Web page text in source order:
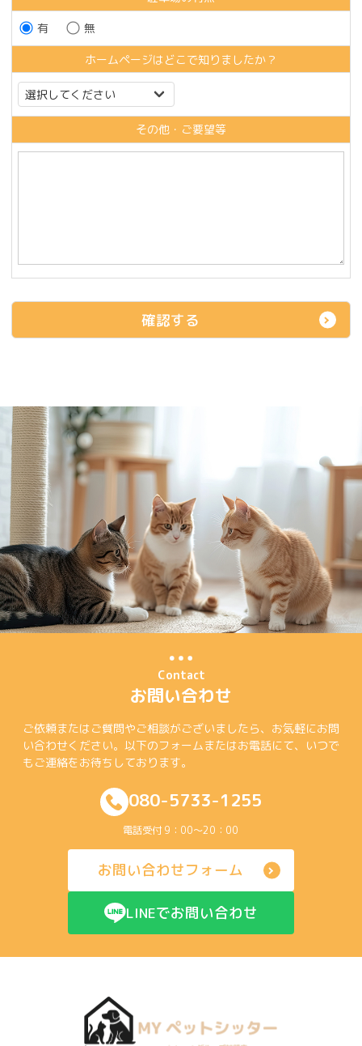
有 無
ホームページはどこで知りましたか？
その他・ご要望等
確認する
Contact
お問い合わせ
ご依頼またはご質問やご相談がございましたら、お気軽にお問
い合わせください。以下のフォームまたはお電話にて、いつで
もご連絡をお待ちしております。
080-5733-1255
電話受付 9：00～20：00
お問い合わせフォーム
LINEでお問い合わせ